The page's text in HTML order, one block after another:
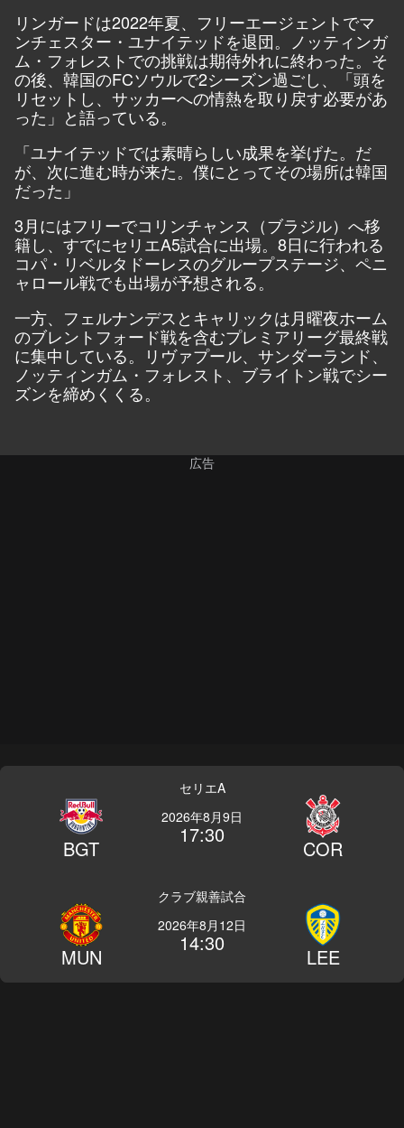
リンガードは2022年夏、フリーエージェントでマ
ンチェスター・ユナイテッドを退団。ノッティンガ
ム・フォレストでの挑戦は期待外れに終わった。そ
の後、韓国のFCソウルで2シーズン過ごし、「頭を
リセットし、サッカーへの情熱を取り戻す必要があ
った」と語っている。
「ユナイテッドでは素晴らしい成果を挙げた。だ
が、次に進む時が来た。僕にとってその場所は韓国
だった」
3月にはフリーでコリンチャンス（ブラジル）へ移
籍し、すでにセリエA5試合に出場。8日に行われる
コパ・リベルタドーレスのグループステージ、ペニ
ャロール戦でも出場が予想される。
一方、フェルナンデスとキャリックは月曜夜ホーム
のブレントフォード戦を含むプレミアリーグ最終戦
に集中している。リヴァプール、サンダーランド、
ノッティンガム・フォレスト、ブライトン戦でシー
ズンを締めくくる。
セリエA
BGT
2026年8月9日
17:30
COR
クラブ親善試合
MUN
2026年8月12日
14:30
LEE